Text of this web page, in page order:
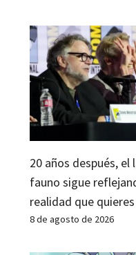
20 años después,
fauno sigue
realidad que
8 de agosto de 2026